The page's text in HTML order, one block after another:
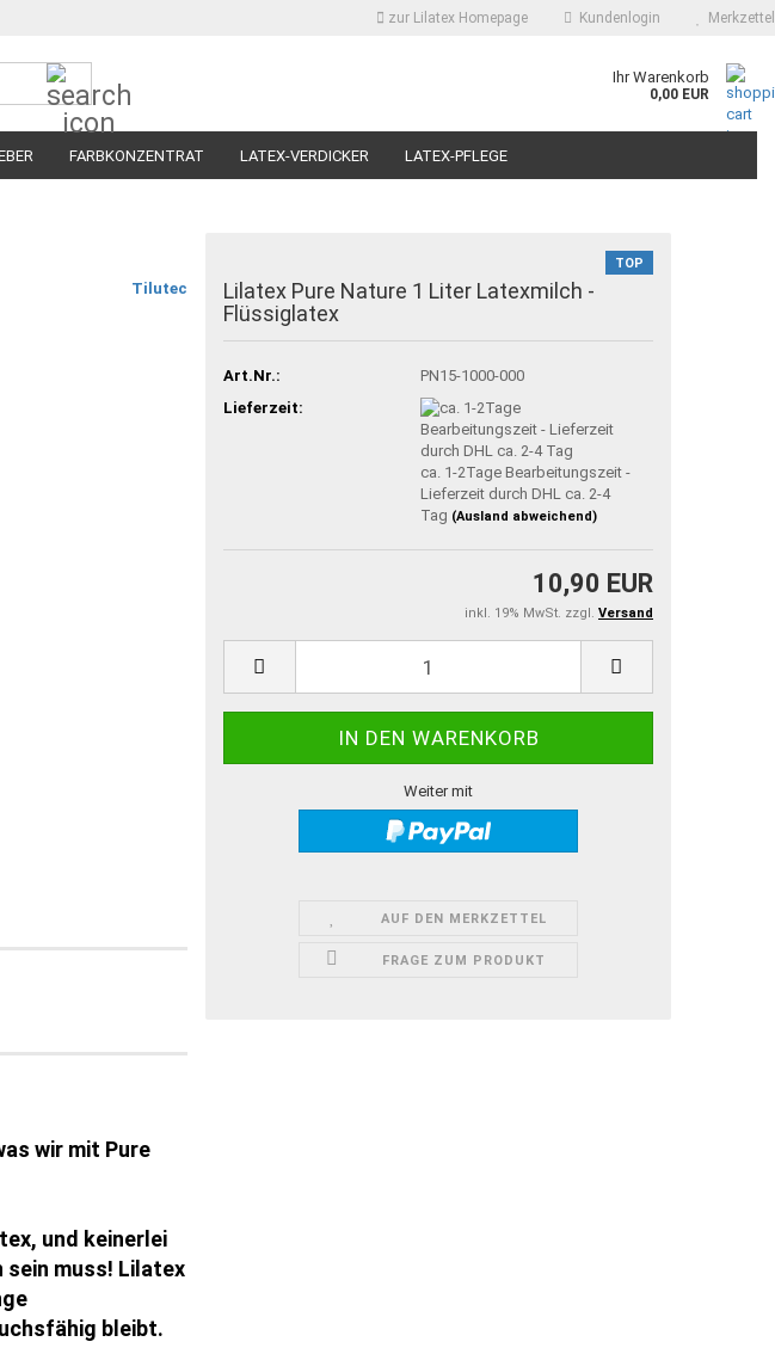
zur Lilatex Homepage Kundenlogin Merkzettel
Ihr Warenkorb
0,00 EUR
FARBKONZENTRAT LATEX-VERDICKER LATEX-PFLEGE
Tilutec
TOP
Lilatex Pure Nature 1 Liter Latexmilch -
Flüssiglatex
Art.Nr.:
PN15-1000-000
Lieferzeit:
ca. 1-2Tage Bearbeitungszeit -
Lieferzeit durch DHL ca. 2-4
Tag (Ausland abweichend)
10,90 EUR
inkl. 19% MwSt. zzgl. Versand
Weiter mit
AUF DEN MERKZETTEL
FRAGE ZUM PRODUKT
wir mit Pure
und keinerlei
muss! Lilatex
bleibt.